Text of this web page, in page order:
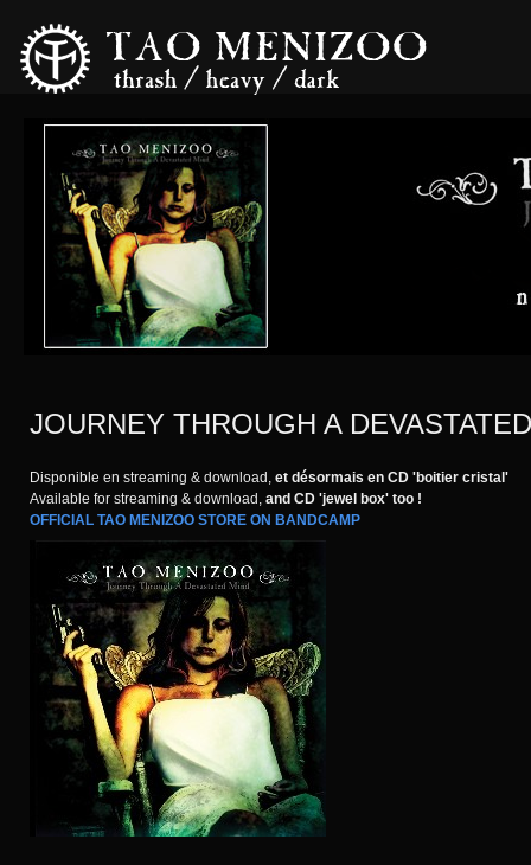
JOURNEY THROUGH A
Disponible en streaming & download, et désormais en CD 'boitier cristal'
Available for streaming & download, and CD 'jewel box' too !
OFFICIAL TAO MENIZOO STORE ON BANDCAMP